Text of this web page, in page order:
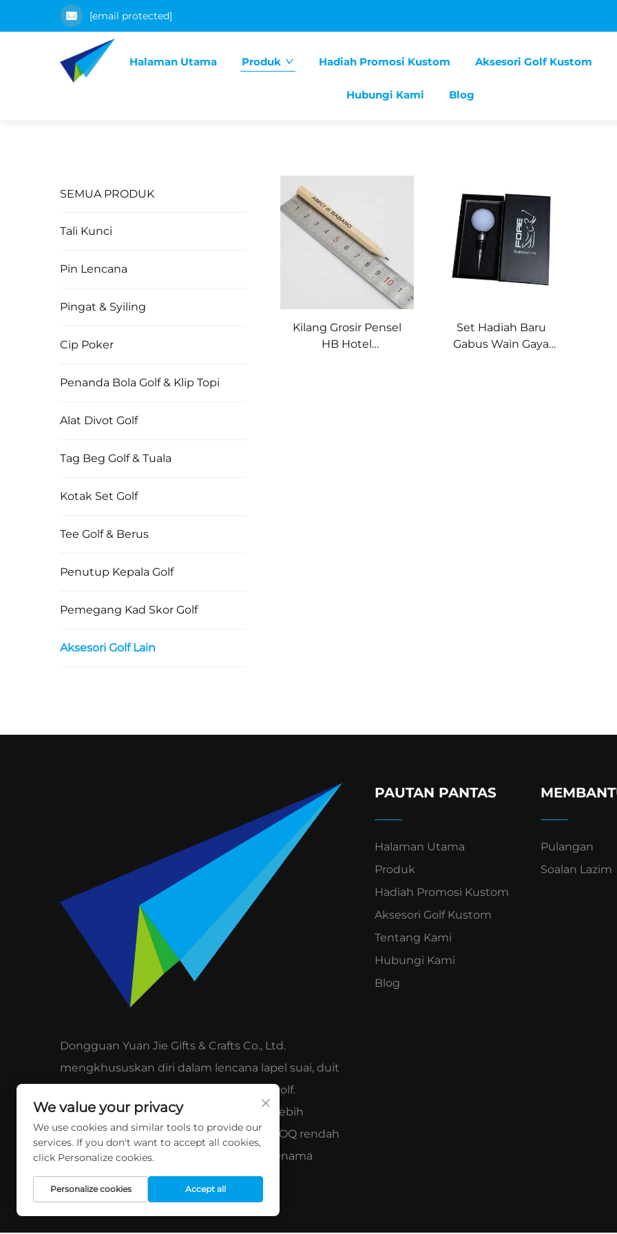
[email protected]
Halaman Utama Produk Hadiah Promosi Kustom Aksesori Golf Kustom
Hubungi Kami Blog
SEMUA PRODUK
Tali Kunci
Pin Lencana
Pingat & Syiling
Cip Poker
Penanda Bola Golf & Klip Topi
Alat Divot Golf
Tag Beg Golf & Tuala
Kotak Set Golf
Tee Golf & Berus
Penutup Kepala Golf
Pemegang Kad Skor Golf
Aksesori Golf Lain
Kilang Grosir Pensel
HB Hotel
Set Hadiah Baru
Gabus Wain Gaya
Dongguan Yuan Jie Gifts & Crafts Co., Ltd.
mengkhususkan diri dalam lencana lapel suai, duit
syiling cabaran, tali kunci, dan aksesori golf.
Berpengalaman 15 tahun, dieksport ke lebih
daripada 55 negara. Sampel percuma, MOQ rendah
iaitu 300 unit. Dipercayai oleh jenama-jenama
global kerana kualiti dan perkhidmatan.
PAUTAN PANTAS
Halaman Utama
Produk
Hadiah Promosi Kustom
Aksesori Golf Kustom
Tentang Kami
Hubungi Kami
Blog
Pulangan
Soalan Lazim
We value your privacy
We use cookies and similar tools to provide our
services. If you don't want to accept all cookies,
click Personalize cookies.
Personalize cookies Accept all